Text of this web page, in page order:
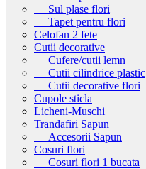
Sul plase flori
Tapet pentru flori
Celofan 2 fete
Cutii decorative
Cufere/cutii lemn
Cutii cilindrice plastic
Cutii decorative flori
Cupole sticla
Licheni-Muschi
Trandafiri Sapun
Accesorii Sapun
Cosuri flori
Cosuri flori 1 bucata